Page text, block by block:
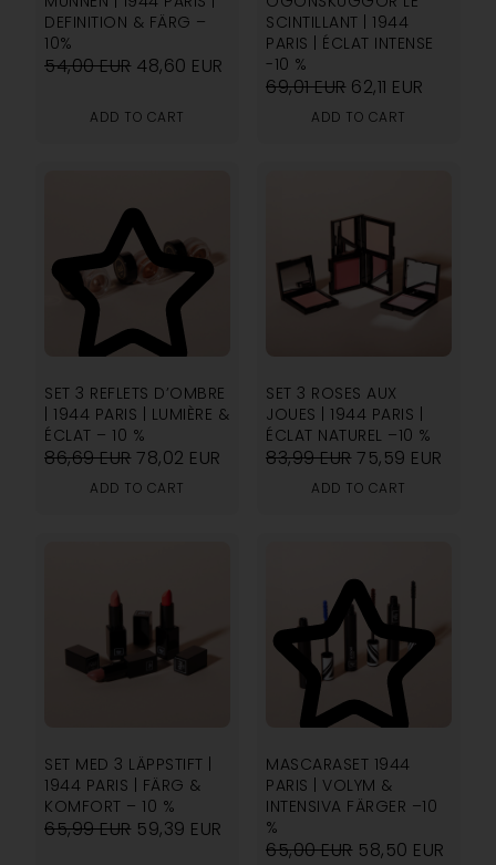
DEFINITION & FÄRG –
10%
54,00EUR 48,60 EUR
ADD TO CART
SCINTILLANT | 1944
PARIS | ÉCLAT INTENSE
-10 %
69,01EUR 62,11 EUR
ADD TO CART
5.00
SET 3 REFLETS D’OMBRE
| 1944 PARIS | LUMIÈRE &
ÉCLAT – 10 %
86,69EUR 78,02 EUR
ADD TO CART
SET 3 ROSES AUX
JOUES | 1944 PARIS |
ÉCLAT NATUREL –10 %
83,99EUR 75,59 EUR
ADD TO CART
SET MED 3 LÄPPSTIFT |
1944 PARIS | FÄRG &
KOMFORT – 10 %
65,99EUR 59,39 EUR
5.00
MASCARASET 1944
PARIS | VOLYM &
INTENSIVA FÄRGER –10
%
65,00EUR 58,50 EUR